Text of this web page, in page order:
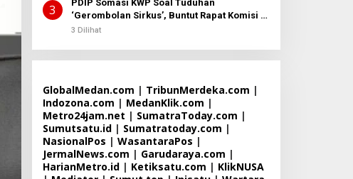
3
PDIP Somasi KWP Soal Tuduhan
‘Gerombolan Sirkus’, Buntut Rapat Komisi II
Dipimpin Sufmi Dasco Ahmad
3 Dilihat
GlobalMedan.com | TribunMerdeka.com |
Indozona.com | MedanKlik.com |
Metro24jam.net | SumatraToday.com |
Sumutsatu.id| Sumatratoday.com |
NasionalPos | WasantaraPos |
JermalNews.com | Garudaraya.com |
HarianMetro.id| Ketiksatu.com | KlikNUSA